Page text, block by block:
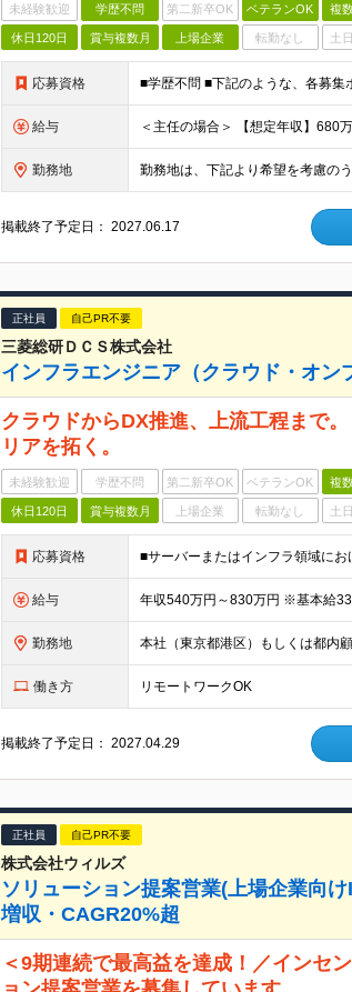
未経験歓迎 学歴不問 第二新卒OK ベテランOK 複
休日120日 賞与複数月 上場企業 転勤なし 土
応募資格
給与
勤務地
掲載終了予定日：2027.06.17
正社員 自己PR不要
三菱総研ＤＣＳ株式会社
インフラエンジニア（クラウド・オン
クラウドからDX推進、上流工程まで
リアを拓く。
未経験歓迎 学歴不問 第二新卒OK ベテランOK 複
休日120日 賞与複数月 上場企業 転勤なし 土
応募資格
給与
勤務地
働き方 リモートワークOK
掲載終了予定日：2027.04.29
正社員 自己PR不要
株式会社ウィルズ
ソリューション提案営業(上場企業向
増収・CAGR20%超
＜9期連続で最高益を達成！／インセ